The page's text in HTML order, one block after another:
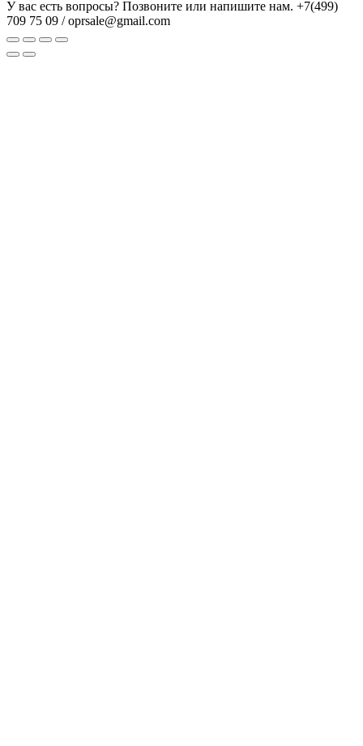
У вас есть вопросы? Позвоните или напишите нам. +7(499)
709 75 09 / oprsale@gmail.com